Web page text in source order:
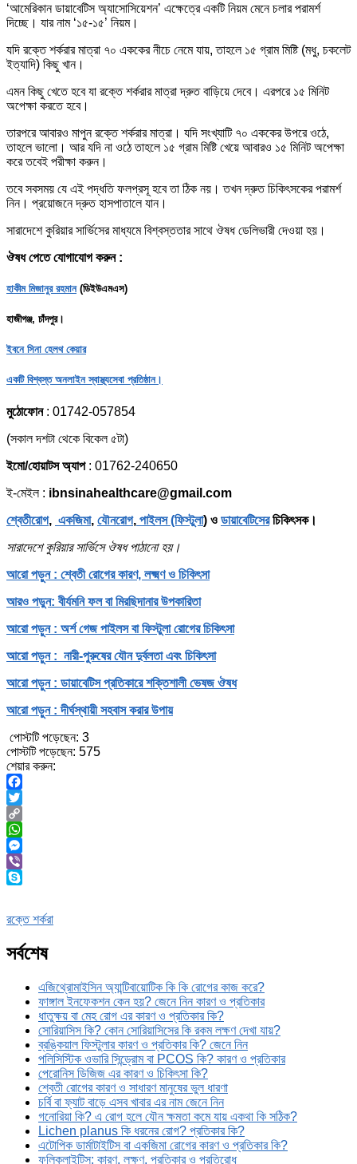
‘আমেরিকান ডায়াবেটিস অ্যাসোসিয়েশন’ এক্ষেত্রে একটি নিয়ম মেনে চলার পরামর্শ
দিচ্ছে। যার নাম ‘১৫-১৫’ নিয়ম।
যদি রক্তে শর্করার মাত্রা ৭০ এককের নীচে নেমে যায়, তাহলে ১৫ গ্রাম মিষ্টি (মধু, চকলেট
ইত্যাদি) কিছু খান।
এমন কিছু খেতে হবে যা রক্তে শর্করার মাত্রা দ্রুত বাড়িয়ে দেবে। এরপরে ১৫ মিনিট
অপেক্ষা করতে হবে।
তারপরে আবারও মাপুন রক্তে শর্করার মাত্রা। যদি সংখ্যাটি ৭০ এককের উপরে ওঠে,
তাহলে ভালো। আর যদি না ওঠে তাহলে ১৫ গ্রাম মিষ্টি খেয়ে আবারও ১৫ মিনিট অপেক্ষা
করে তবেই পরীক্ষা করুন।
তবে সবসময় যে এই পদ্ধতি ফলপ্রসূ হবে তা ঠিক নয়। তখন দ্রুত চিকিৎসকের পরামর্শ
নিন। প্রয়োজনে দ্রুত হাসপাতালে যান।
সারাদেশে কুরিয়ার সার্ভিসের মাধ্যমে বিশ্বস্ততার সাথে ঔষধ ডেলিভারী দেওয়া হয়।
ঔষধ পেতে যোগাযোগ করুন :
হাকীম মিজানুর রহমান(ডিইউএমএস)
হাজীগঞ্জ, চাঁদপুর।
ইবনে সিনা হেলথ কেয়ার
একটি বিশ্বস্ত অনলাইন স্বাস্থ্যসেবা প্রতিষ্ঠান।
মুঠোফোন: 01742-057854
(সকাল দশটা থেকে বিকেল ৫টা)
ইমো/হোয়াটস অ্যাপ: 01762-240650
ই-মেইল : ibnsinahealthcare@gmail.com
শ্বেতীরোগ, একজিমা, যৌনরোগ, পাইলস (ফিস্টুলা) ও ডায়াবেটিসেরচিকিৎসক।
সারাদেশে কুরিয়ার সার্ভিসে ঔষধ পাঠানো হয়।
আরো পড়ুন : শ্বেতী রোগের কারণ, লক্ষ্মণ ও চিকিৎসা
আরও পড়ুন: বীর্যমনি ফল বা মিরছিদানার উপকারিতা
আরো পড়ুন : অর্শ গেজ পাইলস বা ফিস্টুলা রোগের চিকিৎসা
আরো পড়ুন : নারী-পুরুষের যৌন দুর্বলতা এবং চিকিৎসা
আরো পড়ুন : ডায়াবেটিস প্রতিকারে শক্তিশালী ভেষজ ঔষধ
আরো পড়ুন : দীর্ঘস্থায়ী সহবাস করার উপায়
পোস্টটি পড়েছেন: 3
পোস্টটি পড়েছেন: 575
শেয়ার করুন:
Facebook
Twitter
Copy
Link
WhatsApp
Messenger
Viber
রক্তে শর্করা
সর্বশেষ
এজিথ্রোমাইসিন অ্যান্টিবায়োটিক কি কি রোগের কাজ করে?
ফাঙ্গাল ইনফেকশন কেন হয়? জেনে নিন কারণ ও প্রতিকার
ধাতুক্ষয় বা মেহ রোগ এর কারণ ও প্রতিকার কি?
সোরিয়াসিস কি? কোন সোরিয়াসিসের কি রকম লক্ষণ দেখা যায়?
ব্রঙ্কিয়াল ফিস্টুলার কারণ ও প্রতিকার কি? জেনে নিন
পলিসিস্টিক ওভারি সিন্ড্রোম বা PCOS কি? কারণ ও প্রতিকার
পেরোনিস ডিজিজ এর কারণ ও চিকিৎসা কি?
শ্বেতী রোগের কারণ ও সাধারণ মানুষের ভুল ধারণা
চর্বি বা ফ্যাট বাড়ে এসব খাবার এর নাম জেনে নিন
গনোরিয়া কি? এ রোগ হলে যৌন ক্ষমতা কমে যায় একথা কি সঠিক?
Lichen planus কি ধরনের রোগ? প্রতিকার কি?
এটোপিক ডার্মাটাইটিস বা একজিমা রোগের কারণ ও প্রতিকার কি?
ফলিকুলাইটিস: কারণ, লক্ষণ, প্রতিকার ও প্রতিরোধ